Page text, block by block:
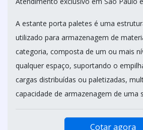
A estante porta paletes é uma
utilizado para armazenagem de
categoria, composta de um ou mais
qualquer espaço, suportando o
cargas distribuídas ou paletizadas,
capacidade de armazenagem de uma
Cotar agora